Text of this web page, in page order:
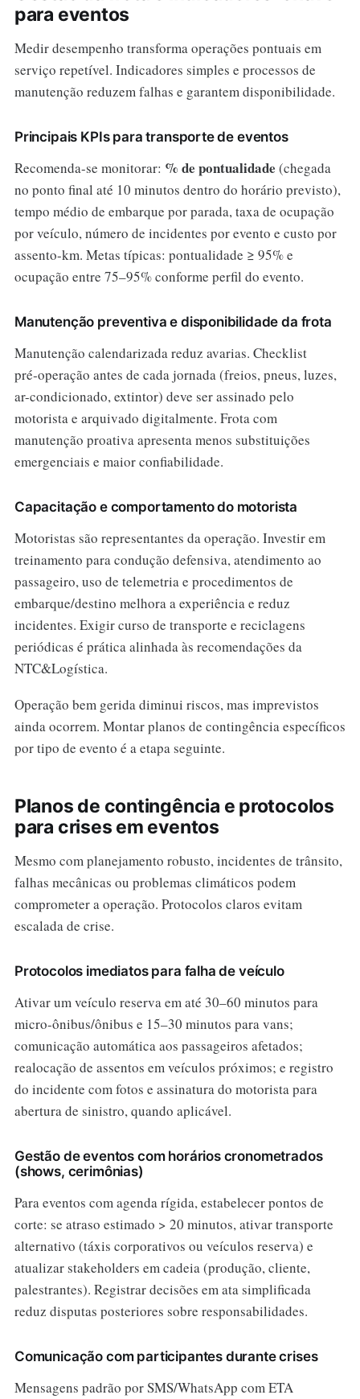
para eventos
Medir desempenho transforma operações pontuais em
serviço repetível. Indicadores simples e processos de
manutenção reduzem falhas e garantem disponibilidade.
Principais KPIs para transporte de eventos
Recomenda-se monitorar: % de pontualidade (chegada
no ponto final até 10 minutos dentro do horário previsto),
tempo médio de embarque por parada, taxa de ocupação
por veículo, número de incidentes por evento e custo por
assento-km. Metas típicas: pontualidade ≥ 95% e
ocupação entre 75–95% conforme perfil do evento.
Manutenção preventiva e disponibilidade da frota
Manutenção calendarizada reduz avarias. Checklist
pré‑operação antes de cada jornada (freios, pneus, luzes,
ar-condicionado, extintor) deve ser assinado pelo
motorista e arquivado digitalmente. Frota com
manutenção proativa apresenta menos substituições
emergenciais e maior confiabilidade.
Capacitação e comportamento do motorista
Motoristas são representantes da operação. Investir em
treinamento para condução defensiva, atendimento ao
passageiro, uso de telemetria e procedimentos de
embarque/destino melhora a experiência e reduz
incidentes. Exigir curso de transporte e reciclagens
periódicas é prática alinhada às recomendações da
NTC&Logística.
Operação bem gerida diminui riscos, mas imprevistos
ainda ocorrem. Montar planos de contingência específicos
por tipo de evento é a etapa seguinte.
Planos de contingência e protocolos
para crises em eventos
Mesmo com planejamento robusto, incidentes de trânsito,
falhas mecânicas ou problemas climáticos podem
comprometer a operação. Protocolos claros evitam
escalada de crise.
Protocolos imediatos para falha de veículo
Ativar um veículo reserva em até 30–60 minutos para
micro-ônibus/ônibus e 15–30 minutos para vans;
comunicação automática aos passageiros afetados;
realocação de assentos em veículos próximos; e registro
do incidente com fotos e assinatura do motorista para
abertura de sinistro, quando aplicável.
Gestão de eventos com horários cronometrados
(shows, cerimônias)
Para eventos com agenda rígida, estabelecer pontos de
corte: se atraso estimado > 20 minutos, ativar transporte
alternativo (táxis corporativos ou veículos reserva) e
atualizar stakeholders em cadeia (produção, cliente,
palestrantes). Registrar decisões em ata simplificada
reduz disputas posteriores sobre responsabilidades.
Comunicação com participantes durante crises
Mensagens padrão por SMS/WhatsApp com ETA